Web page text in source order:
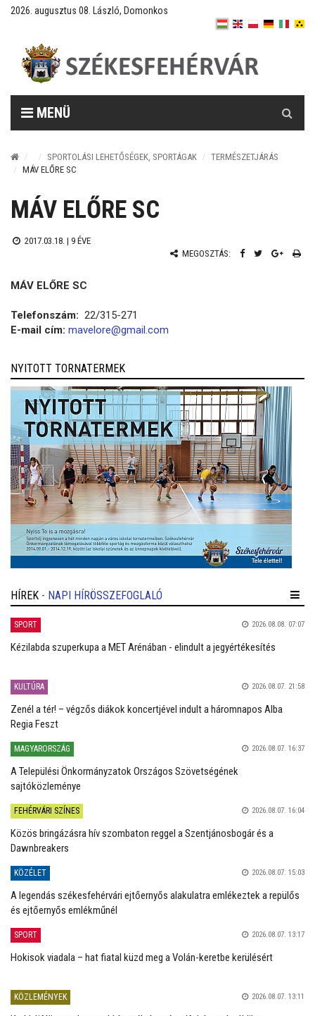
2026. augusztus 08. László, Domonkos
MENÜ
SPORTOLÁSI LEHETŐSÉGEK, SPORTÁGAK
TERMÉSZETJÁRÁS
MÁV ELŐRE SC
MÁV ELŐRE SC
2017.03.18. | 9 ÉVE
MEGOSZTÁS:
MÁV ELŐRE SC
Telefonszám: 22/315-271
E-mail cím: mavelore@gmail.com
NYITOTT TORNATERMEK
HÍREK - NAPI HÍRÖSSZEFOGLALÓ
SPORT 2026.08.08. 07:07
Kézilabda szuperkupa a MET Arénában - elindult a jegyértékesítés
KULTÚRA 2026.08.07. 21:58
Zenél a tér! – végzős diákok koncertjével indult a háromnapos Alba
Regia Feszt
MAGYARORSZÁG 2026.08.07. 16:37
A Települési Önkormányzatok Országos Szövetségének
sajtóközleménye
FEHÉRVÁRI SZÍNES 2026.08.07. 16:04
Közös bringázásra hív szombaton reggel a Szentjánosbogár és a
Dawnbreakers
KÖZÉLET 2026.08.07. 15:03
A legendás székesfehérvári ejtőernyős alakulatra emlékeztek a repülős
és ejtőernyős emlékműnél
SPORT 2026.08.07. 13:17
Hokisok viadala – hat fiatal küzd meg a Volán-keretbe kerülésért
KÖZLEMÉNYEK 2026.08.07. 13:11